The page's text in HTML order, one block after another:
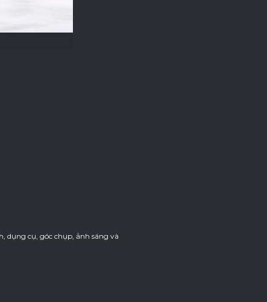
dụng cụ, góc chụp, ảnh sáng và